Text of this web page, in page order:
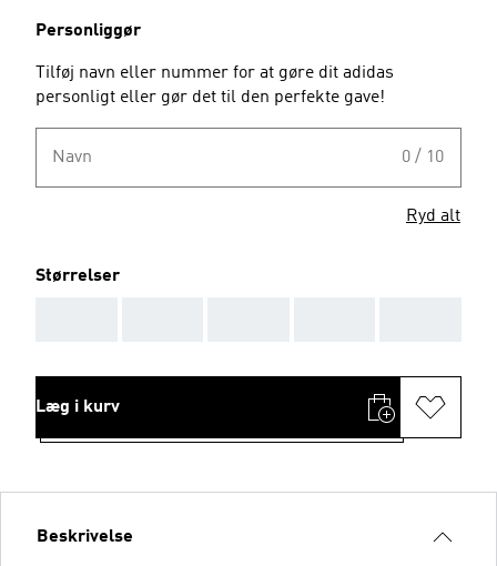
Personliggør
Tilføj navn eller nummer for at gøre dit adidas
personligt eller gør det til den perfekte gave!
Navn 0 / 10
Ryd alt
Størrelser
Læg i kurv
Beskrivelse